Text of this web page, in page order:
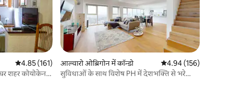
औसत रेटिंग 5 में से 4.85, 161 समीक्षाएँ
4.85 (161)
शहर कोयोकेन।
आल्वारो ओब्रिगोन में कॉन्डो औसत रेटिंग 5 में से 4.94,
4.94 (156)
सुविधाओं के साथ विशेष PH में देशभक्ति से भरे